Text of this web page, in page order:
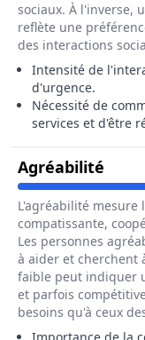
sociaux. À l'inverse,
reflète une
des interactions
Intensité de
d'urgence.
Nécessité de
services et d'être
Agréabilité
L'agréabilité mesure
compatissante,
Les personnes
à aider et cherchent
faible peut indiquer
et parfois
besoins qu'à ceux